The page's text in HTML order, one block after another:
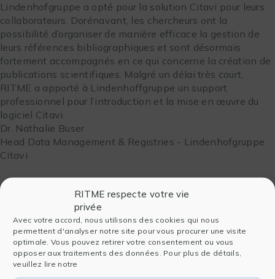
RITME respecte votre vie
privée
Avec votre accord, nous utilisons des cookies qui nous
permettent d'analyser notre site pour vous procurer une visite
optimale. Vous pouvez retirer votre consentement ou vous
opposer aux traitements des données. Pour plus de détails,
veuillez lire notre
Lindenhofgruppe a opté pour la solution Citavi pour leurs
collaborateurs. Dorénavant, les chercheurs ont la
possibilité d’organiser de manière efficace la gestion de
leurs références bibliographiques et sont désormais
fortement accompagnés en ce qui concerne la création de
publications scientifiques. Malgré un délai très court,
RITME a apporté à Lindenhoffgruppe un support
professionnel pour l’introduction et la mise en œuvre du
logiciel Citavi.
Dr. Nathalie Buser
Head Data Management & Registries - Lindenhofgruppe
Citavi
Entreprise Logiciels